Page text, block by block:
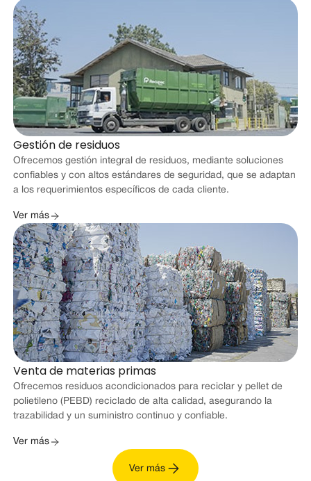
Gestión de residuos
Ofrecemos gestión integral de residuos, mediante soluciones
confiables y con altos estándares de seguridad, que se adaptan
a los requerimientos específicos de cada cliente.
Ver más
Venta de materias primas
Ofrecemos residuos acondicionados para reciclar y pellet de
polietileno (PEBD) reciclado de alta calidad, asegurando la
trazabilidad y un suministro continuo y confiable.
Ver más
Ver más